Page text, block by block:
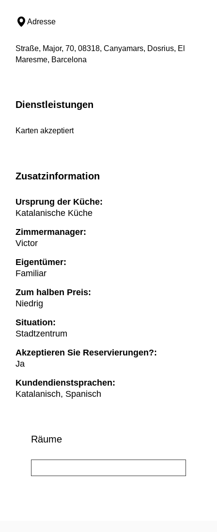
Adresse
Straße, Major, 70, 08318, Canyamars, Dosrius, El
Maresme, Barcelona
Dienstleistungen
Karten akzeptiert
Zusatzinformation
Ursprung der Küche:
Katalanische Küche
Zimmermanager:
Victor
Eigentümer:
Familiar
Zum halben Preis:
Niedrig
Situation:
Stadtzentrum
Akzeptieren Sie Reservierungen?:
Ja
Kundendienstsprachen:
Katalanisch, Spanisch
Räume